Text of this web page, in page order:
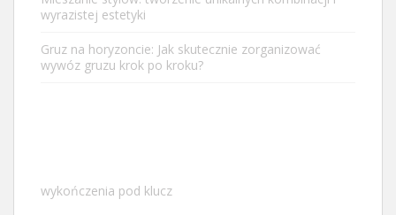
wyrazistej estetyki
Gruz na horyzoncie: Jak skutecznie zorganizować
wywóz gruzu krok po kroku?
wykończenia pod klucz